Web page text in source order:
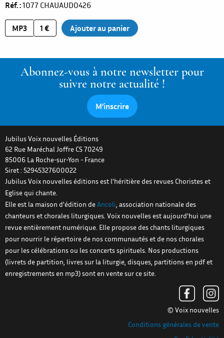
Réf. 1077 CHAUAUD0426
MP3 1 €
Abonnez-vous à notre newsletter pour
suivre notre actualité !
M’inscrire
Jubilus Voix nouvelles Éditions
62 Rue Maréchal Joffre CS 70249
85006 La Roche-sur-Yon - France
Siret : 52945327600022
Jubilus Voix nouvelles éditions est l'héritière des revues Choristes et
Eglise qui chante.
Elle est la maison d'édition deAncoli, association nationale des
chanteurs et chorales liturgiques. Voix nouvelles est aujourd'hui une
revue entièrement numérique. Elle propose des chants liturgiques
pour nourrir le répertoire de nos communautés et de nos chorales
pour les célébrations ou les concerts spirituels. Nos productions
(livrets de partition, livres sur la liturgie, disques, partitions en pdf et
enregistrements en mp3) sont en vente sur ce site.
© Voix nouvelles
Conditions générales de vente